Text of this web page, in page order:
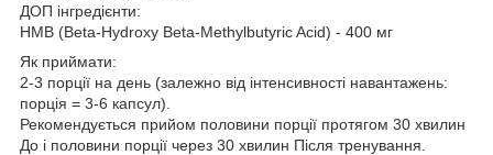
ДОП інгредієнти:
HMB (Beta-Hydroxy Beta-Methylbutyric Acid) - 400 мг
Як приймати:
2-3 порції на день (залежно від інтенсивності навантажень:
порція = 3-6 капсул).
Рекомендується прийом половини порції протягом 30 хвилин
До і половини порції через 30 хвилин Після тренування.